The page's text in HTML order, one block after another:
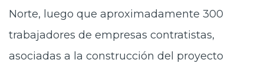
Norte, luego que aproximadamente 300
trabajadores de empresas contratistas,
asociadas a la construcción del proyecto